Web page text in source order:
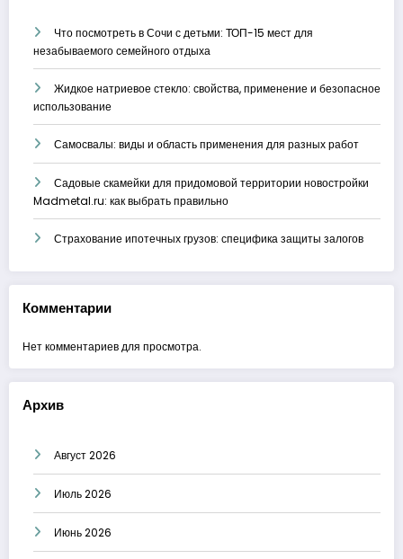
Что посмотреть в Сочи с детьми: ТОП-15 мест для
незабываемого семейного отдыха
Жидкое натриевое стекло: свойства, применение и безопасное
использование
Самосвалы: виды и область применения для разных работ
Садовые скамейки для придомовой территории новостройки
Madmetal.ru: как выбрать правильно
Страхование ипотечных грузов: специфика защиты залогов
Комментарии
Нет комментариев для просмотра.
Архив
Август 2026
Июль 2026
Июнь 2026